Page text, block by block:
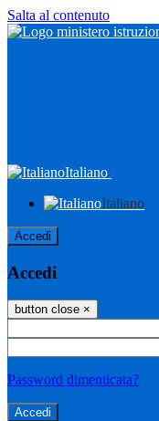
Salta al contenuto
Italiano
Italiano
Accedi
Accedi
button close ×
Password dimenticata?